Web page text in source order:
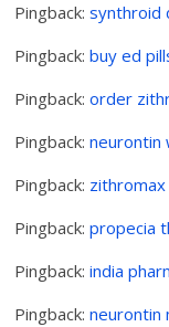
Pingback:synthroid
Pingback:buy ed
Pingback:order
Pingback:neurontin
Pingback:
Pingback:propecia
Pingback:india
Pingback:neurontin